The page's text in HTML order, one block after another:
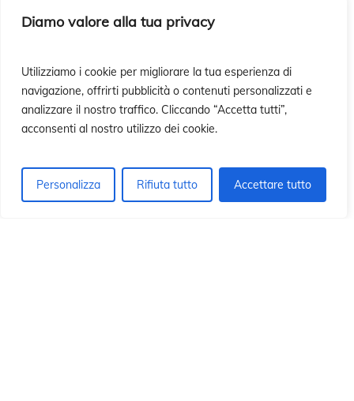
Diamo valore alla tua privacy
Utilizziamo i cookie per migliorare la tua esperienza di
navigazione, offrirti pubblicità o contenuti personalizzati e
analizzare il nostro traffico. Cliccando “Accetta tutti”,
acconsenti al nostro utilizzo dei cookie.
Personalizza Rifiuta tutto Accettare tutto